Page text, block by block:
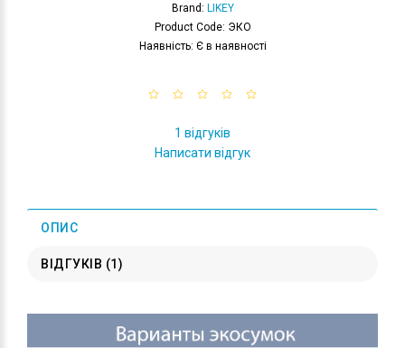
Brand: LIKEY
Product Code: ЭКО
Наявність: Є в наявності
1 відгуків
Написати відгук
ОПИС
ВІДГУКІВ (1)